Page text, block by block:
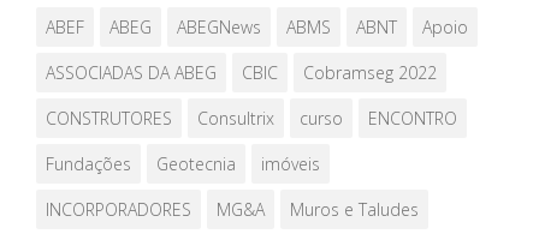
ABEF ABEG ABEGNews ABMS ABNT
Apoio
ASSOCIADAS DA ABEG
CBIC
Cobramseg 2022
CONSTRUTORES
Consultrix curso
ENCONTRO
Fundações
Geotecnia
imóveis
INCORPORADORES
MG&A
Muros e Taludes